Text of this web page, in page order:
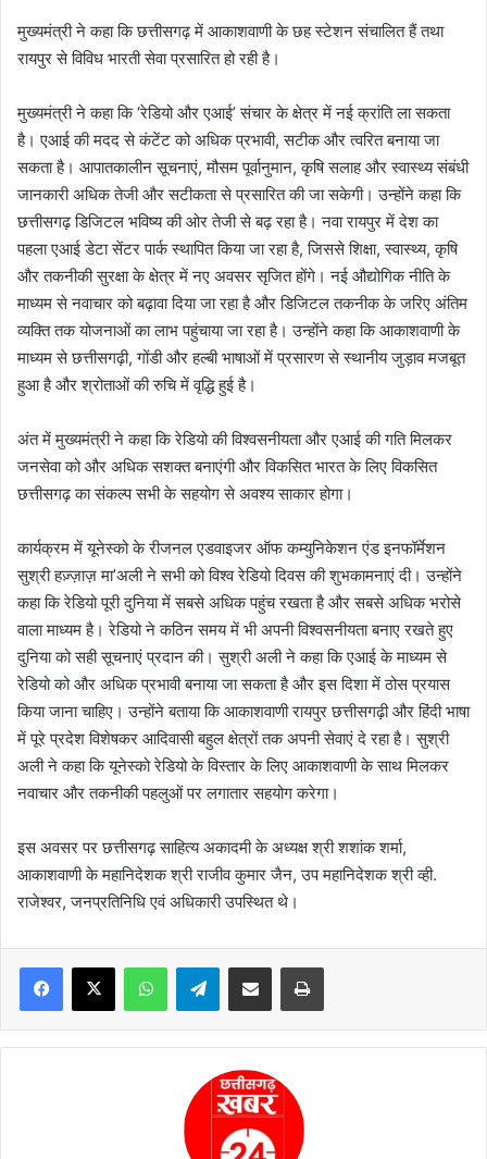
मुख्यमंत्री ने कहा कि छत्तीसगढ़ में आकाशवाणी के छह स्टेशन संचालित हैं तथा
रायपुर से विविध भारती सेवा प्रसारित हो रही है।
मुख्यमंत्री ने कहा कि ‘रेडियो और एआई’ संचार के क्षेत्र में नई क्रांति ला सकता
है। एआई की मदद से कंटेंट को अधिक प्रभावी, सटीक और त्वरित बनाया जा
सकता है। आपातकालीन सूचनाएं, मौसम पूर्वानुमान, कृषि सलाह और स्वास्थ्य संबंधी
जानकारी अधिक तेजी और सटीकता से प्रसारित की जा सकेगी। उन्होंने कहा कि
छत्तीसगढ़ डिजिटल भविष्य की ओर तेजी से बढ़ रहा है। नवा रायपुर में देश का
पहला एआई डेटा सेंटर पार्क स्थापित किया जा रहा है, जिससे शिक्षा, स्वास्थ्य, कृषि
और तकनीकी सुरक्षा के क्षेत्र में नए अवसर सृजित होंगे। नई औद्योगिक नीति के
माध्यम से नवाचार को बढ़ावा दिया जा रहा है और डिजिटल तकनीक के जरिए अंतिम
व्यक्ति तक योजनाओं का लाभ पहुंचाया जा रहा है। उन्होंने कहा कि आकाशवाणी के
माध्यम से छत्तीसगढ़ी, गोंडी और हल्बी भाषाओं में प्रसारण से स्थानीय जुड़ाव मजबूत
हुआ है और श्रोताओं की रुचि में वृद्धि हुई है।
अंत में मुख्यमंत्री ने कहा कि रेडियो की विश्वसनीयता और एआई की गति मिलकर
जनसेवा को और अधिक सशक्त बनाएंगी और विकसित भारत के लिए विकसित
छत्तीसगढ़ का संकल्प सभी के सहयोग से अवश्य साकार होगा।
कार्यक्रम में यूनेस्को के रीजनल एडवाइजर ऑफ कम्युनिकेशन एंड इनफॉर्मेशन
सुश्री हज़्ज़ाज़ मा’अली ने सभी को विश्व रेडियो दिवस की शुभकामनाएं दी। उन्होंने
कहा कि रेडियो पूरी दुनिया में सबसे अधिक पहुंच रखता है और सबसे अधिक भरोसे
वाला माध्यम है। रेडियो ने कठिन समय में भी अपनी विश्वसनीयता बनाए रखते हुए
दुनिया को सही सूचनाएं प्रदान की। सुश्री अली ने कहा कि एआई के माध्यम से
रेडियो को और अधिक प्रभावी बनाया जा सकता है और इस दिशा में ठोस प्रयास
किया जाना चाहिए। उन्होंने बताया कि आकाशवाणी रायपुर छत्तीसगढ़ी और हिंदी भाषा
में पूरे प्रदेश विशेषकर आदिवासी बहुल क्षेत्रों तक अपनी सेवाएं दे रहा है। सुश्री
अली ने कहा कि यूनेस्को रेडियो के विस्तार के लिए आकाशवाणी के साथ मिलकर
नवाचार और तकनीकी पहलुओं पर लगातार सहयोग करेगा।
इस अवसर पर छत्तीसगढ़ साहित्य अकादमी के अध्यक्ष श्री शशांक शर्मा,
आकाशवाणी के महानिदेशक श्री राजीव कुमार जैन, उप महानिदेशक श्री व्ही.
राजेश्वर, जनप्रतिनिधि एवं अधिकारी उपस्थित थे।
Telegram